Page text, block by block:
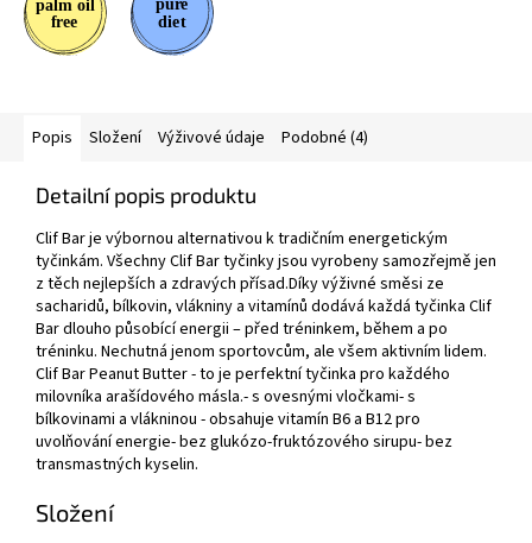
Popis Složení Výživové údaje Podobné (4)
Detailní popis produktu
Clif Bar je výbornou alternativou k tradičním energetickým
tyčinkám. Všechny Clif Bar tyčinky jsou vyrobeny samozřejmě jen
z těch nejlepších a zdravých přísad.Díky výživné směsi ze
sacharidů, bílkovin, vlákniny a vitamínů dodává každá tyčinka Clif
Bar dlouho působící energii – před tréninkem, během a po
tréninku. Nechutná jenom sportovcům, ale všem aktivním lidem.
Clif Bar Peanut Butter - to je perfektní tyčinka pro každého
milovníka arašídového másla.- s ovesnými vločkami- s
bílkovinami a vlákninou - obsahuje vitamín B6 a B12 pro
uvolňování energie- bez glukózo-fruktózového sirupu- bez
transmastných kyselin.
Složení